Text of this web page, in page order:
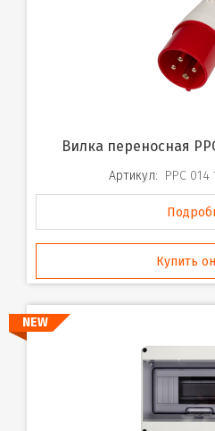
Вилка переносная
Артикул: PPC 014
Купить
NEW